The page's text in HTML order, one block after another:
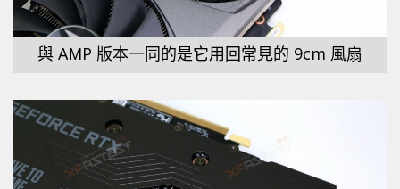
與 AMP 版本一同的是它用回常見的 9cm 風扇